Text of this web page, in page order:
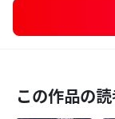
この作品の